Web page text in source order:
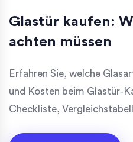
Glastür kaufen:
achten müssen
Erfahren Sie, welche
und Kosten beim
Checkliste,